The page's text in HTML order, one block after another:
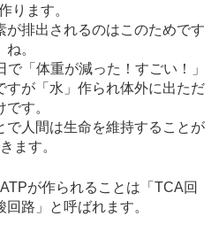
ります。
が排出されるのはこのためです
ね。
「体重が減った！すごい！」
すが「水」作られ体外に出ただ
です。
で人間は生命を維持することが
ます。
が作られることは「TCA回
路」と呼ばれます。